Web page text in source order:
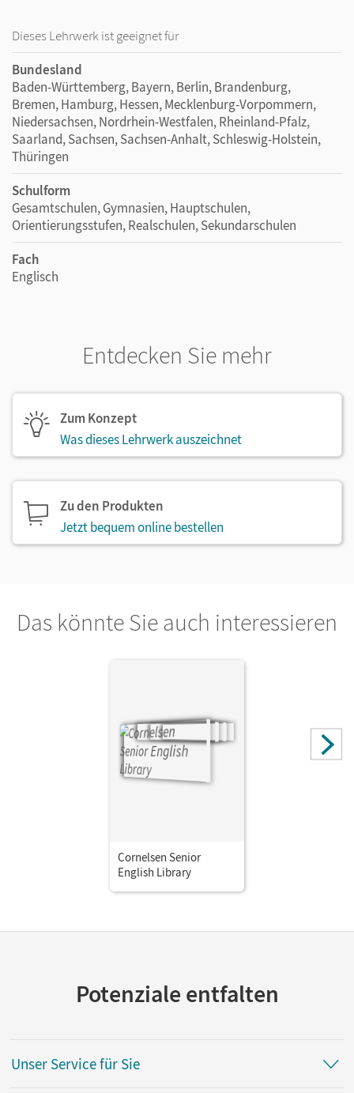
Dieses Lehrwerk ist geeignet für
Bundesland
Baden-Württemberg, Bayern, Berlin, Brandenburg,
Bremen, Hamburg, Hessen, Mecklenburg-Vorpommern,
Niedersachsen, Nordrhein-Westfalen, Rheinland-Pfalz,
Saarland, Sachsen, Sachsen-Anhalt, Schleswig-Holstein,
Thüringen
Schulform
Gesamtschulen, Gymnasien, Hauptschulen,
Orientierungsstufen, Realschulen, Sekundarschulen
Fach
Englisch
Entdecken Sie mehr
Zum Konzept
Was dieses Lehrwerk auszeichnet
Zu den Produkten
Jetzt bequem online bestellen
Das könnte Sie auch interessieren
Cornelsen Senior
English Library
Potenziale entfalten
Unser Service für Sie